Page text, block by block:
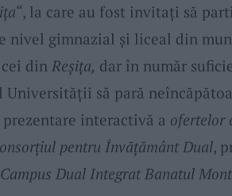
“, la care au fost invitați să
nivel gimnazial și liceal din
din Reșița, dar în număr
să pară
interactivă a ofertelor
pentru Învățământ Dual,
Campus Dual Integrat Banatul